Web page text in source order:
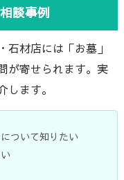
談事例
材店には「お墓」
が寄せられます。実
ます。
ついて知りたい